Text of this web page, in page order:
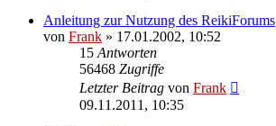
Anleitung zur Nutzung des ReikiForums
von Frank » 17.01.2002, 10:52
15 Antworten
56468 Zugriffe
Letzter Beitrag von Frank
09.11.2011, 10:35